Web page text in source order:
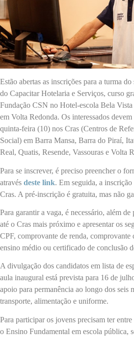
Estão abertas as inscrições para a turma
do Capacitar Hotelaria e Serviços, curso
Fundação CSN no Hotel-escola Bela
em Volta Redonda. Os interessados
quinta-feira (10) nos Cras (Centros de
Social) em Barra Mansa, Barra do Piraí,
Real, Quatis, Resende, Vassouras e Volta
Para se inscrever, é preciso preencher o
através deste link. Em seguida, a
Cras. A pré-inscrição é gratuita, mas não
Para garantir a vaga, é necessário, além
até o Cras mais próximo e apresentar os
CPF, comprovante de renda, comprovante
ensino médio ou certificado de conclusão
A divulgação dos candidatos em lista de
aula inaugural está prevista para 16 de
apoio para permanência ao longo dos seis
transporte, alimentação e uniforme.
Para participar os jovens precisam ter
o Ensino Fundamental em escola pública,